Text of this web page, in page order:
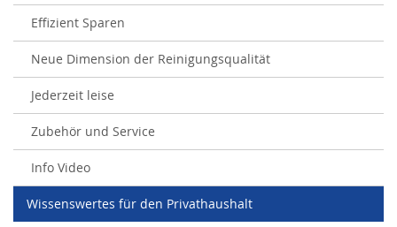
Effizient Sparen
Neue Dimension der Reinigungsqualität
Jederzeit leise
Zubehör und Service
Info Video
Wissenswertes für den Privathaushalt